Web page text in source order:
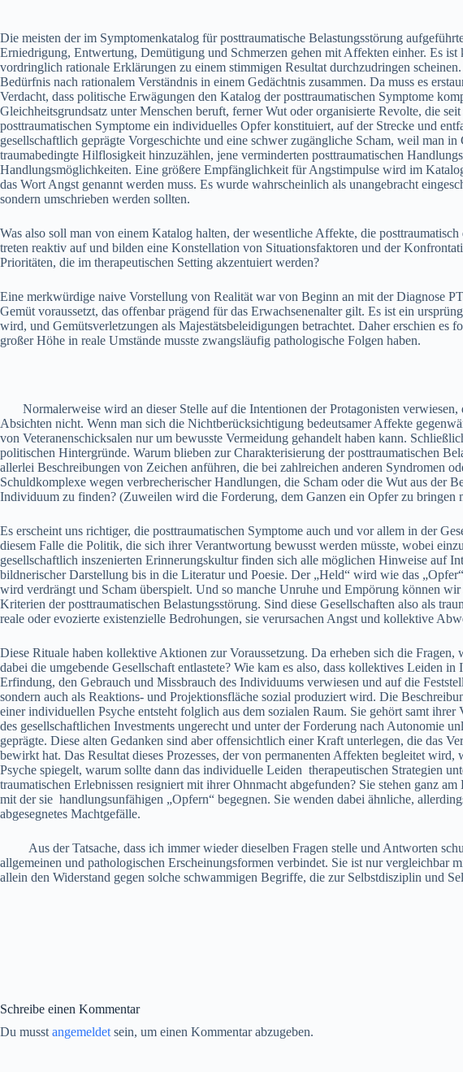
Die meisten der im Symptomenkatalog für posttraumatische Belastungsstörung
Erniedrigung, Entwertung, Demütigung und Schmerzen gehen mit Affekten einher. Es
vordringlich rationale Erklärungen zu einem stimmigen Resultat durchzudringen
Bedürfnis nach rationalem Verständnis in einem Gedächtnis zusammen. Da muss es
Verdacht, dass politische Erwägungen den Katalog der posttraumatischen Symptome
Gleichheitsgrundsatz unter Menschen beruft, ferner Wut oder organisierte Revolte, die
posttraumatischen Symptome ein individuelles Opfer konstituiert, auf der Strecke und
gesellschaftlich geprägte Vorgeschichte und eine schwer zugängliche Scham, weil man
traumabedingte Hilflosigkeit hinzuzählen, jene verminderten posttraumatischen
Handlungsmöglichkeiten. Eine größere Empfänglichkeit für Angstimpulse wird im
das Wort Angst genannt werden muss. Es wurde wahrscheinlich als unangebracht
sondern umschrieben werden sollten.
Was also soll man von einem Katalog halten, der wesentliche Affekte, die
treten reaktiv auf und bilden eine Konstellation von Situationsfaktoren und der
Prioritäten, die im therapeutischen Setting akzentuiert werden?
Eine merkwürdige naive Vorstellung von Realität war von Beginn an mit der Diagnose
Gemüt voraussetzt, das offenbar prägend für das Erwachsenenalter gilt. Es ist ein
wird, und Gemütsverletzungen als Majestätsbeleidigungen betrachtet. Daher erschien
großer Höhe in reale Umstände musste zwangsläufig pathologische Folgen haben.
Normalerweise wird an dieser Stelle auf die Intentionen der Protagonisten
Absichten nicht. Wenn man sich die Nichtberücksichtigung bedeutsamer Affekte
von Veteranenschicksalen nur um bewusste Vermeidung gehandelt haben kann.
politischen Hintergründe. Warum blieben zur Charakterisierung der posttraumatischen
allerlei Beschreibungen von Zeichen anführen, die bei zahlreichen anderen Syndromen
Schuldkomplexe wegen verbrecherischer Handlungen, die Scham oder die Wut aus der
Individuum zu finden? (Zuweilen wird die Forderung, dem Ganzen ein Opfer zu bringen
Es erscheint uns richtiger, die posttraumatischen Symptome auch und vor allem in der
diesem Falle die Politik, die sich ihrer Verantwortung bewusst werden müsste, wobei
gesellschaftlich inszenierten Erinnerungskultur finden sich alle möglichen Hinweise auf
bildnerischer Darstellung bis in die Literatur und Poesie. Der „Held“ wird wie das
wird verdrängt und Scham überspielt. Und so manche Unruhe und Empörung können
Kriterien der posttraumatischen Belastungsstörung. Sind diese Gesellschaften also als
reale oder evozierte existenzielle Bedrohungen, sie verursachen Angst und kollektive
Diese Rituale haben kollektive Aktionen zur Voraussetzung. Da erheben sich die
dabei die umgebende Gesellschaft entlastete? Wie kam es also, dass kollektives
Erfindung, den Gebrauch und Missbrauch des Individuums verwiesen und auf die
sondern auch als Reaktions- und Projektionsfläche sozial produziert wird. Die
einer individuellen Psyche entsteht folglich aus dem sozialen Raum. Sie gehört samt
des gesellschaftlichen Investments ungerecht und unter der Forderung nach Autonomie
geprägte. Diese alten Gedanken sind aber offensichtlich einer Kraft unterlegen, die das
bewirkt hat. Das Resultat dieses Prozesses, der von permanenten Affekten begleitet
Psyche spiegelt, warum sollte dann das individuelle Leiden therapeutischen Strategien
traumatischen Erlebnissen resigniert mit ihrer Ohnmacht abgefunden? Sie stehen ganz
mit der sie handlungsunfähigen „Opfern“ begegnen. Sie wenden dabei ähnliche,
abgesegnetes Machtgefälle.
Aus der Tatsache, dass ich immer wieder dieselben Fragen stelle und Antworten
allgemeinen und pathologischen Erscheinungsformen verbindet. Sie ist nur
allein den Widerstand gegen solche schwammigen Begriffe, die zur Selbstdisziplin und
Schreibe einen Kommentar
Du musst angemeldet sein, um einen Kommentar abzugeben.